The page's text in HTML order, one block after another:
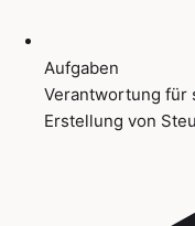
Aufgaben
Verantwortung für
Erstellung von